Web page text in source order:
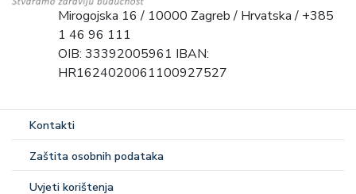
Mirogojska 16 / 10000 Zagreb / Hrvatska / +385
1 46 96 111
OIB: 33392005961 IBAN:
HR1624020061100927527
Kontakti
Zaštita osobnih podataka
Uvjeti korištenja